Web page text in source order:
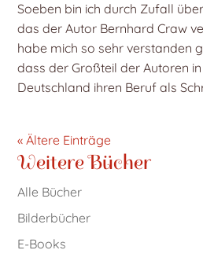
Soeben bin ich durch Zufall
das der Autor Bernhard Craw
habe mich so sehr verstanden
dass der Großteil der Autoren
Deutschland ihren Beruf als
« Ältere Einträge
Weitere Bücher
Alle Bücher
Bilderbücher
E-Books